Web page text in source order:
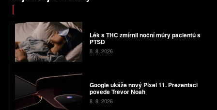
Lék s THC zmírnil noční můry pacientů s
PTSD
8. 8. 2026
Google ukáže nový Pixel 11. Prezentaci
povede Trevor Noah
8. 8. 2026